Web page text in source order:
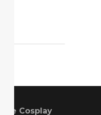
de Cosplay